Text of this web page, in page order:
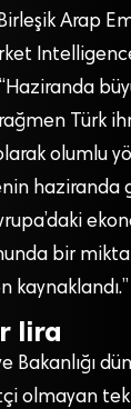
Arap
Türk
olumlu
haziranda
bir
kaynaklandı.”
lira
Bakanlığı
olmayan